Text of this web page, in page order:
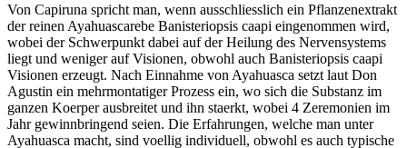
Von Capiruna spricht man, wenn ausschliesslich ein Pflanzenextrakt
der reinen Ayahuascarebe Banisteriopsis caapi eingenommen wird,
wobei der Schwerpunkt dabei auf der Heilung des Nervensystems
liegt und weniger auf Visionen, obwohl auch Banisteriopsis caapi
Visionen erzeugt. Nach Einnahme von Ayahuasca setzt laut Don
Agustin ein mehrmontatiger Prozess ein, wo sich die Substanz im
ganzen Koerper ausbreitet und ihn staerkt, wobei 4 Zeremonien im
Jahr gewinnbringend seien. Die Erfahrungen, welche man unter
Ayahuasca macht, sind voellig individuell, obwohl es auch typische